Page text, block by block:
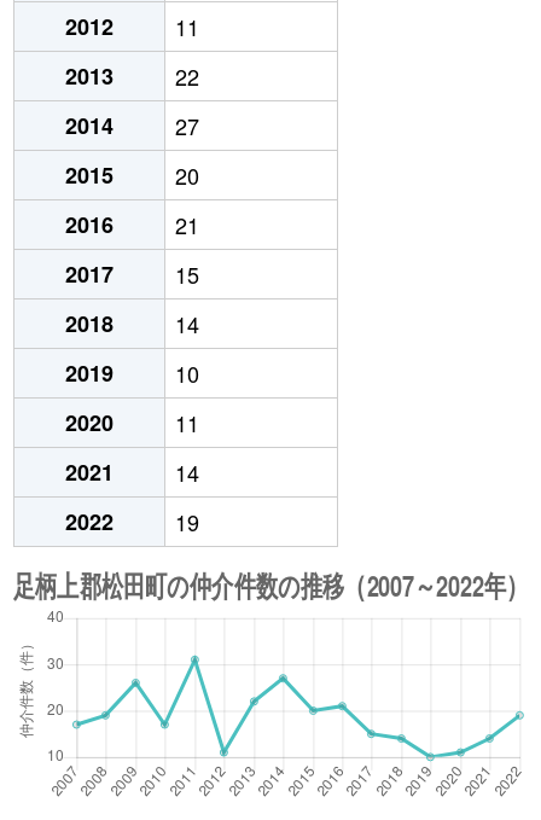
2012
11
2013
22
2014
27
2015
20
2016
21
2017
15
2018
14
2019
10
2020
11
2021
14
2022
19